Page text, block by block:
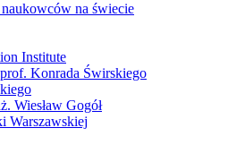
na świecie
Institute
Konrada Świrskiego
Wiesław Gogół
Warszawskiej